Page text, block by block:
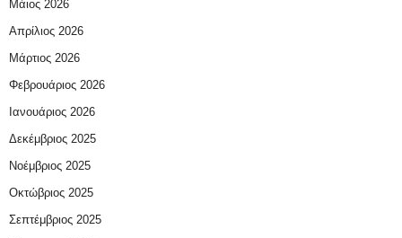
Μάιος 2026
Απρίλιος 2026
Μάρτιος 2026
Φεβρουάριος 2026
Ιανουάριος 2026
Δεκέμβριος 2025
Νοέμβριος 2025
Οκτώβριος 2025
Σεπτέμβριος 2025